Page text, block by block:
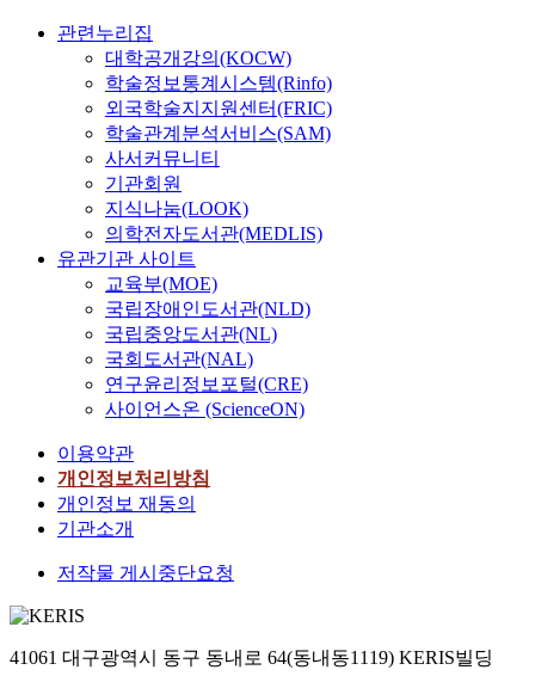
관련누리집
대학공개강의(KOCW)
학술정보통계시스템(Rinfo)
외국학술지지원센터(FRIC)
학술관계분석서비스(SAM)
사서커뮤니티
기관회원
지식나눔(LOOK)
의학전자도서관(MEDLIS)
유관기관 사이트
교육부(MOE)
국립장애인도서관(NLD)
국립중앙도서관(NL)
국회도서관(NAL)
연구윤리정보포털(CRE)
사이언스온 (ScienceON)
이용약관
개인정보처리방침
개인정보 재동의
기관소개
저작물 게시중단요청
41061 대구광역시 동구 동내로 64(동내동1119) KERIS빌딩